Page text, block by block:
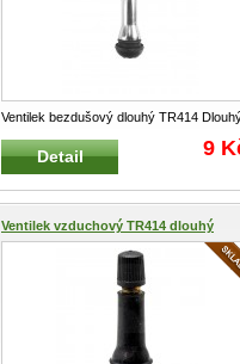
Ventilek bezdušový dlouhý TR414
bezdušový ventilek pro pneumatiky...
Detail 9
Ventilek vzduchový TR414 dlouhý